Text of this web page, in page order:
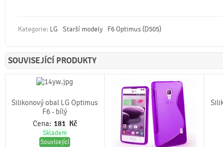
Kategorie: LG Starší modely F6 Optimus (D505)
SOUVISEJÍCÍ PRODUKTY
Silikonový obal LG Optimus
F6 - bílý
Cena: 181 Kč
Skladem
Související